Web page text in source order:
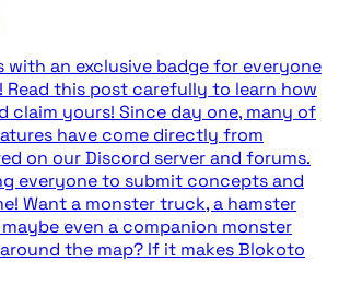
with an exclusive badge for everyone
Read this post carefully to learn how
claim yours! Since day one, many of
have come directly from
on our Discord server and forums.
everyone to submit concepts and
Want a monster truck, a hamster
even a companion monster
the map? If it makes Blokoto